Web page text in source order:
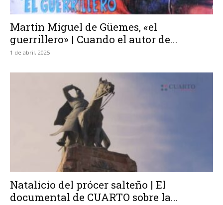
Martín Miguel de Güemes, «el
guerrillero» | Cuando el autor de...
1 de abril, 2025
Natalicio del prócer salteño | El
documental de CUARTO sobre la...